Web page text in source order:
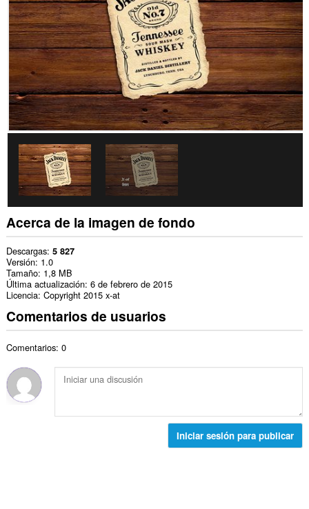
Acerca de la imagen de fondo
Descargas 5 827
Versión 1.0
Tamaño 1,8 MB
Última actualización 6 de febrero de 2015
Licencia Copyright 2015 x-at
Comentarios de usuarios
Comentarios: 0
Iniciar sesión para publicar